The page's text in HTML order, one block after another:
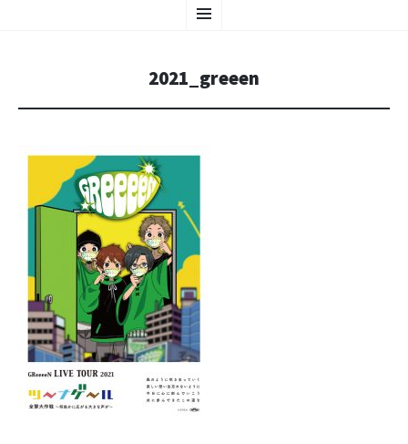
メ
ュ
ン
へ
動
2021_greeen